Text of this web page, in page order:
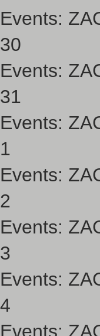
Events:
30
Events:
31
Events:
1
Events:
2
Events:
3
Events:
4
Events: